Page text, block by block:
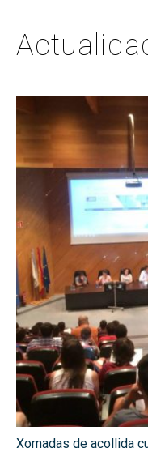
Xornadas de acollida